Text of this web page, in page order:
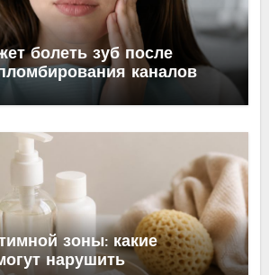
болеть зуб после
каналов
зоны: какие
нарушить